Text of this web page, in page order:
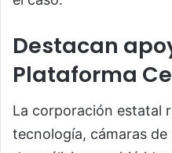
Destacan
Plataforma
La corporación estatal
tecnología, cámaras